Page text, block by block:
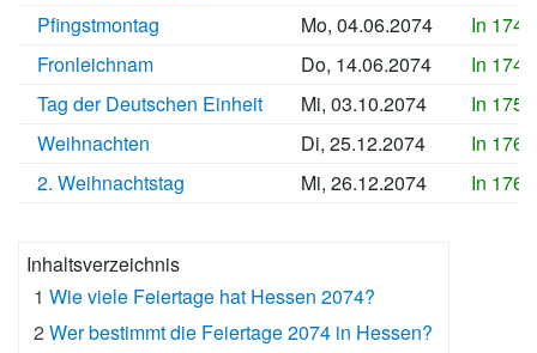
Pfingstmontag
Mo, 04.06.2074
In
Fronleichnam
Do, 14.06.2074
In
Tag der Deutschen Einheit
Mi, 03.10.2074
In
Weihnachten
Di, 25.12.2074
In
2. Weihnachtstag
Mi, 26.12.2074 In
Inhaltsverzeichnis
1 Wie viele Feiertage hat Hessen 2074?
2 Wer bestimmt die Feiertage 2074 in Hessen?